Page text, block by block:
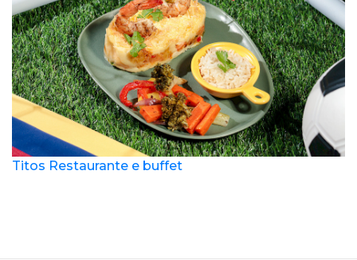
Titos Restaurante e buffet